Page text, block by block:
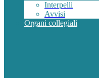
Interpelli
Avvisi
Organi collegiali